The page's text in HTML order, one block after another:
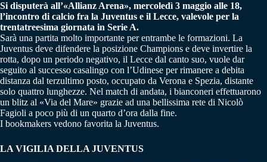
Si disputerà all’«Allianz Arena», mercoledì 3 maggio alle 18,
l’incontro di calcio fra la Juventus e il Lecce, valevole per la
trentatreesima giornata in Serie A.
Sarà una partita molto importante per entrambe le formazioni. La
Juventus deve difendere la posizione Champions e deve invertire la
rotta, dopo un periodo negativo, il Lecce dal canto suo, vuole dar
seguito al successo casalingo con l’Udinese per rimanere a debita
distanza dal terzultimo posto, occupato da Verona e Spezia, distante
solo quattro lunghezze. Nel match di andata, i bianconeri effettuarono
un blitz al «Via del Mare» grazie ad una bellissima rete di Nicolò
Fagioli a poco più di un quarto d’ora dalla fine.
I bookmakers vedono favorita la Juventus.
LA VIGILIA DELLA JUVENTUS